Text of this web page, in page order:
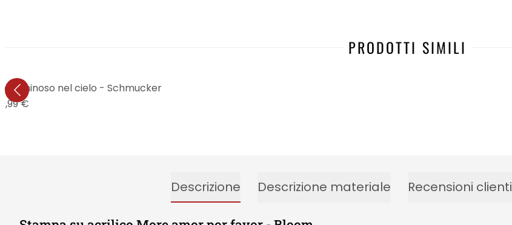
PRODOTTI SIMILI
luminoso nel cielo - Schmucker
€
Descrizione Descrizione materiale Recensioni clienti